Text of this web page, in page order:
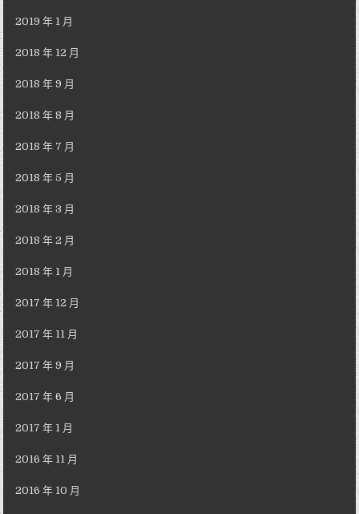
2019 年 1 月
2018 年 12 月
2018 年 9 月
2018 年 8 月
2018 年 7 月
2018 年 5 月
2018 年 3 月
2018 年 2 月
2018 年 1 月
2017 年 12 月
2017 年 11 月
2017 年 9 月
2017 年 6 月
2017 年 1 月
2016 年 11 月
2016 年 10 月